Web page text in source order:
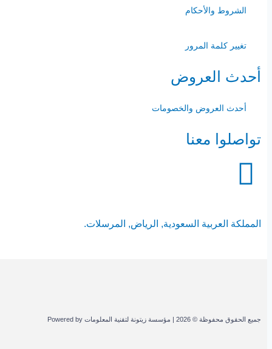
الشروط والأحكام
تغيير كلمة المرور
أحدث العروض
أحدث العروض والخصومات
تواصلوا معنا
المملكة العربية السعودية, الرياض, المرسلات.
جميع الحقوق محفوظة © 2026 | مؤسسة زيتونة لتقنية المعلومات Powered by